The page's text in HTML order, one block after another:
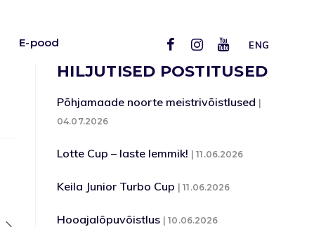
ENG
E-pood
HILJUTISED POSTITUSED
Põhjamaade noorte meistrivõistlused
04.07.2026
Lotte Cup – laste lemmik! 11.06.2026
Keila Junior Turbo Cup 11.06.2026
Hooajalõpuvõistlus 10.06.2026